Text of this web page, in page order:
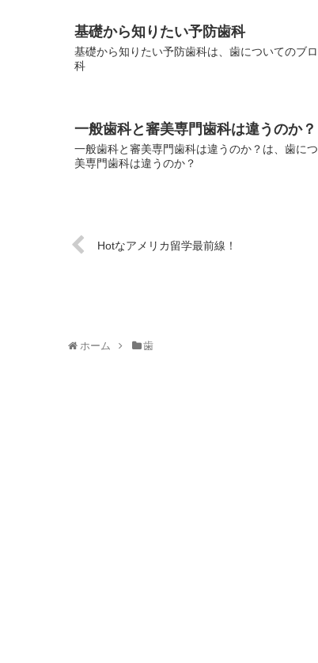
基礎から知りたい予防歯科
基礎から知りたい予防歯科は、歯についてのブ
科
一般歯科と審美専門歯科は違うのか？
一般歯科と審美専門歯科は違うのか？は、歯に
美専門歯科は違うのか？
Hotなアメリカ留学最前線！
ホーム 歯